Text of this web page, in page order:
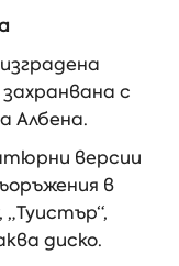
с
Албена.
версии
в
„Туистър“,
диско.